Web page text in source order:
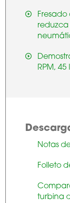
reduzca
RPM,
Notas
Folleto
turbina